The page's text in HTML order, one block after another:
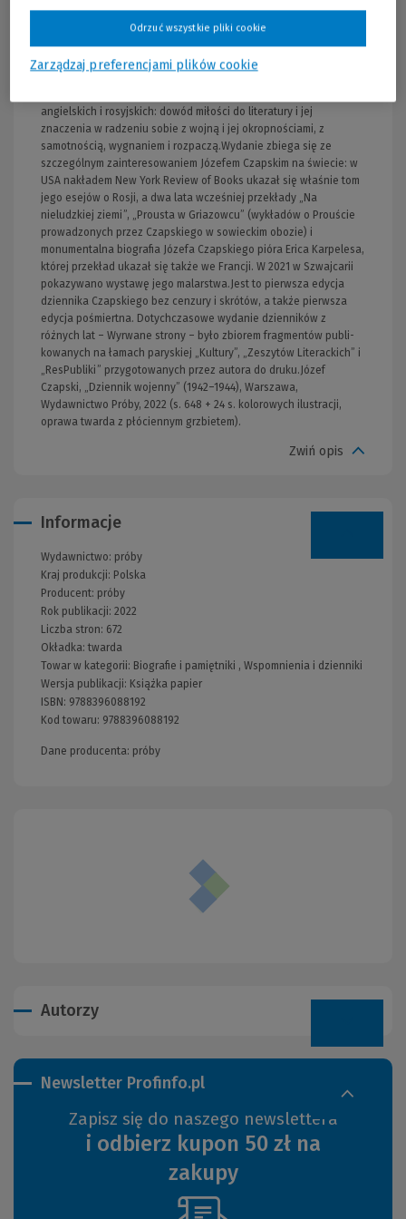
historyczne: zapis wyjścia polskich żołnierzy z ZSRR, z
„nieludzkiej ziemi” i ich tułaczki przez Bliski Wschód aż do Włoch.
szkoły uczuć, z miłości i cierpienia. Opis tworzących się w armii
angielskich i rosyjskich: dowód miłości do literatury i jej
znaczenia w radzeniu sobie z wojną i jej okropnościami, z
samotnością, wygnaniem i rozpaczą.Wydanie zbiega się ze
szczególnym zainteresowaniem Józefem Czapskim na świecie: w
USA nakładem New York Review of Books ukazał się właśnie tom
jego esejów o Rosji, a dwa lata wcześniej przekłady „Na
nieludzkiej ziemi”, „Prousta w Griazowcu” (wykładów o Prouście
prowadzonych przez Czapskiego w sowieckim obozie) i
monumentalna biografia Józefa Czapskiego pióra Erica Karpelesa,
której przekład ukazał się także we Francji. W 2021 w Szwajcarii
pokazywano wystawę jego malarstwa.Jest to pierwsza edycja
dziennika Czapskiego bez cenzury i skrótów, a także pierwsza
edycja pośmiertna. Dotychczasowe wydanie dzienników z
różnych lat – Wyrwane strony – było zbiorem fragmentów publi-
kowanych na łamach paryskiej „Kultury”, „Zeszytów Literackich” i
„ResPubliki” przygotowanych przez autora do druku.Józef
Czapski, „Dziennik wojenny” (1942–1944), Warszawa,
Wydawnictwo Próby, 2022 (s. 648 + 24 s. kolorowych ilustracji,
oprawa twarda z płóciennym grzbietem).
Zwiń opis
Informacje
Wydawnictwo: próby
Kraj produkcji: Polska
Producent: próby
Rok publikacji: 2022
Liczba stron: 672
Okładka:twarda
Towar w kategorii: Biografie i pamiętniki , Wspomnienia i dzienniki
Wersja publikacji: Książka papier
ISBN: 9788396088192
Kod towaru: 9788396088192
Dane producenta: próby
Autorzy
Newsletter Profinfo.pl
Zapisz się do naszego newslettera
i odbierz kupon 50 zł na
zakupy
Zarządzaj preferencjami plików cookie
Odrzuć wszystkie pliki cookie